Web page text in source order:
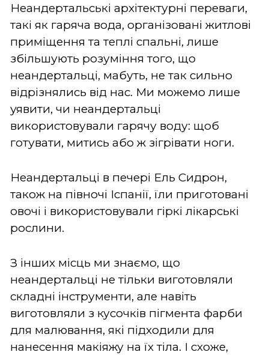
Неандертальські архітектурні переваги,
такі як гаряча вода, організовані житлові
приміщення та теплі спальні, лише
збільшують розуміння того, що
неандертальці, мабуть, не так сильно
відрізнялись від нас. Ми можемо лише
уявити, чи неандертальці
використовували гарячу воду: щоб
готувати, митись або ж зігрівати ноги.
Неандертальці в печері Ель Сидрон,
також на півночі Іспанії, їли приготовані
овочі і використовували гіркі лікарські
рослини.
З інших місць ми знаємо, що
неандертальці не тільки виготовляли
складні інструменти, але навіть
виготовляли з кусочків пігмента фарби
для малювання, які підходили для
нанесення макіяжу на їх тіла. І схоже,